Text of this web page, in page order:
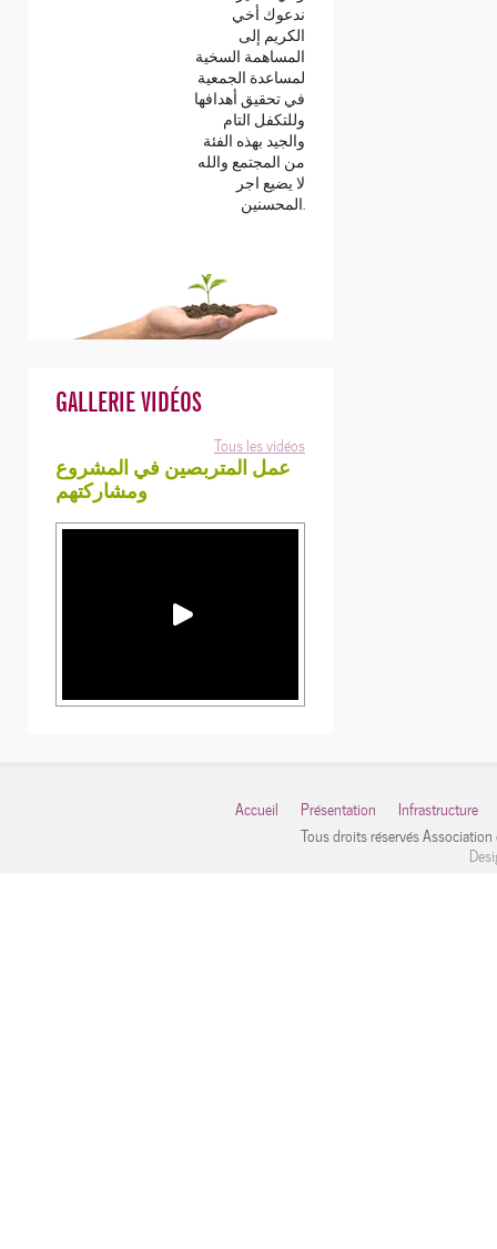
ندعوك أخي
الكريم إلى
المساهمة السخية
لمساعدة الجمعية
في تحقيق أهدافها
وللتكفل التام
والجيد بهذه الفئة
من المجتمع والله
لا يضيع اجر
GALLERIE VIDÉOS
Tous les vidéos
عمل المتربصين في المشروع
ومشاركتهم
Accueil Présentation
Infrastructure
Tous droits réservés